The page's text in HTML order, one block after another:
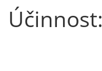
Účinnost: